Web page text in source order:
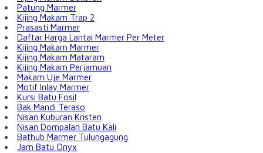
Patung Marmer
Kijing Makam Trap 2
Prasasti Marmer
Daftar Harga Lantai Marmer Per Meter
Kijing Makam Marmer
Kijing Makam Mataram
Kijing Makam Perjamuan
Makam Uje Marmer
Motif Inlay Marmer
Kursi Batu Fosil
Bak Mandi Teraso
Nisan Kuburan Kristen
Nisan Dompalan Batu Kali
Bathub Marmer Tulungagung
Jam Batu Onyx